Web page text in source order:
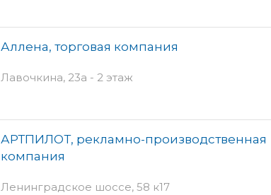
Аллена, торговая компания
Лавочкина, 23а - 2 этаж
АРТПИЛОТ, рекламно-производственная
компания
Ленинградское шоссе, 58 к17